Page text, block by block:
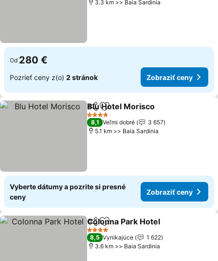
3.3 km >> Baia Sardinia
Od 280 €
Pozrieť ceny z(o) 2 stránok Zobraziť ceny
ZdieľaťPridať do obľúbených
Blu Hotel Morisco
4 Počet hviezdičiek
8,1 Veľmi dobré
3 657
5.1 km >> Baia Sardinia
Vyberte dátumy a pozrite si presné
ceny
Zobraziť ceny
ZdieľaťPridať do obľúbených
Colonna Park Hotel
4 Počet hviezdičiek
8,5 Vynikajúce
1 622
3.6 km >> Baia Sardinia